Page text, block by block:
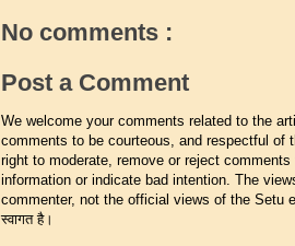
No comments :
Post a Comment
We welcome your comments related to the
comments to be courteous, and respectful of
right to moderate, remove or reject
information or indicate bad intention. The
commenter, not the official views of the Setu
स्वागत है।